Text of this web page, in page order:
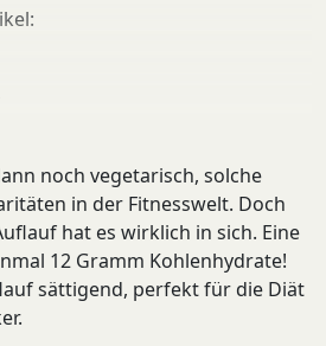
noch vegetarisch, solche
in der Fitnesswelt. Doch
hat es wirklich in sich. Eine
12 Gramm Kohlenhydrate!
sättigend, perfekt für die Diät